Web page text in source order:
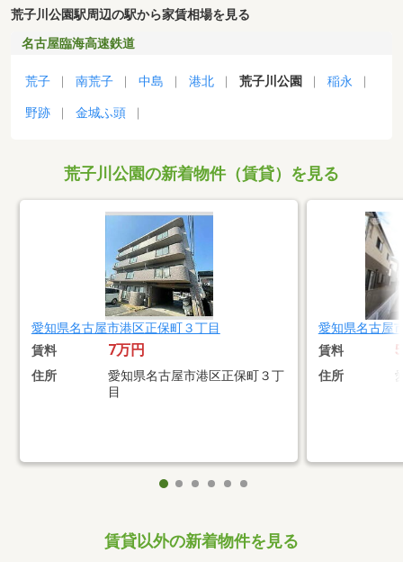
荒子川公園駅周辺の駅から家賃相場を見る
名古屋臨海高速鉄道
荒子 南荒子 中島 港北 荒子川公園 稲永
野跡 金城ふ頭
荒子川公園の新着物件（賃貸）を見る
愛知県名古屋市港区正保町３丁目
賃料 7万円
住所
愛知県名古屋市港区正保町３丁
目
愛知県名古屋
賃料
住所
賃貸以外の新着物件を見る